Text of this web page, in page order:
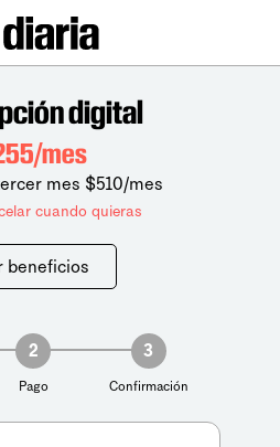
digital
mes
mes $510/mes
cuando quieras
beneficios
2
Pago
3
Confirmación